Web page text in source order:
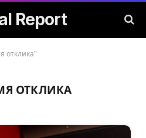
Report
отклика"
ОТКЛИКА